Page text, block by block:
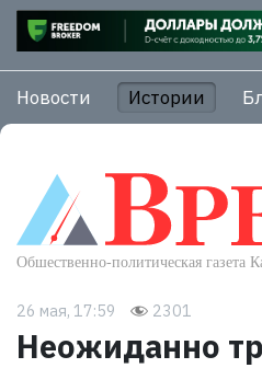
Новости Истории
26 мая, 17:59 2301
Неожиданно